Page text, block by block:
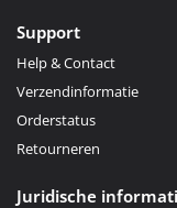
Support
Help & Contact
Verzendinformatie
Orderstatus
Retourneren
Juridische